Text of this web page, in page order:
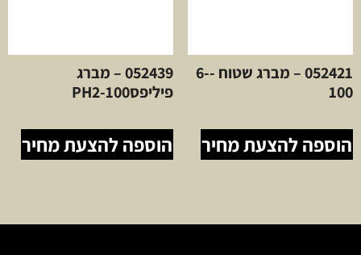
052421 – מברג שטוח -6-
100
הוספה להצעת מחיר
052439 – מברג
פיליפסPH2-100
הוספה להצעת מחיר